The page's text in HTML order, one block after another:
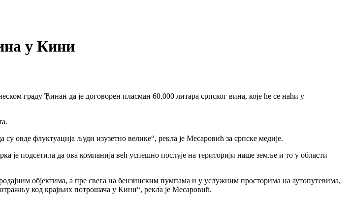
у Кини
граду Ђинан да је договорен пласман 60.000 литара српског вина, које ће се наћи у
овде флуктуација људи изузетно велике“, рекла је Месаровић за српске медије.
је подсетила да ова компанија већ успешно послује на територији наше земље и то у области
објектима, а пре свега на бензинским пумпама и у услужним просторима на аутопутевима,
код крајњих потрошача у Кини“, рекла је Месаровић.